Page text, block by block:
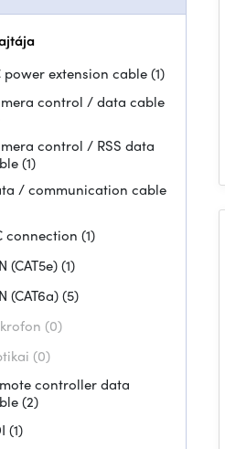
power extension cable(1)
control / data cable
control / RSS data
(1)
/ communication cable
connection (1)
(CAT5e)(1)
(CAT6a)(5)
(0)
(0)
controller data
(2)
(1)